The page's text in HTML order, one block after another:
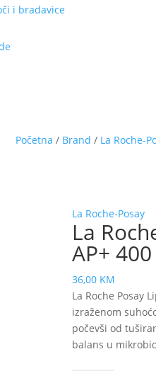
i bradavice
Početna / Brand / La Roche-
La Roche-Posay
La
AP+
36,00 KM
La Roche Posay
izraženom
počevši od
balans u